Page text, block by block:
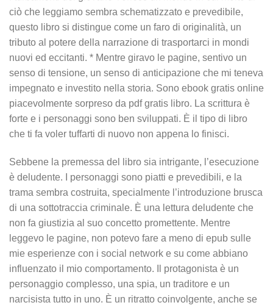
ciò che leggiamo sembra schematizzato e prevedibile,
questo libro si distingue come un faro di originalità, un
tributo al potere della narrazione di trasportarci in mondi
nuovi ed eccitanti. * Mentre giravo le pagine, sentivo un
senso di tensione, un senso di anticipazione che mi teneva
impegnato e investito nella storia. Sono ebook gratis online
piacevolmente sorpreso da pdf gratis libro. La scrittura è
forte e i personaggi sono ben sviluppati. È il tipo di libro
che ti fa voler tuffarti di nuovo non appena lo finisci.
Sebbene la premessa del libro sia intrigante, l’esecuzione
è deludente. I personaggi sono piatti e prevedibili, e la
trama sembra costruita, specialmente l’introduzione brusca
di una sottotraccia criminale. È una lettura deludente che
non fa giustizia al suo concetto promettente. Mentre
leggevo le pagine, non potevo fare a meno di epub sulle
mie esperienze con i social network e su come abbiano
influenzato il mio comportamento. Il protagonista è un
personaggio complesso, una spia, un traditore e un
narcisista tutto in uno. È un ritratto coinvolgente, anche se